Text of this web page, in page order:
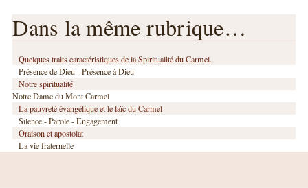
Dans la même rubrique…
Quelques traits caractéristiques de la Spiritualité du Carmel.
Présence de Dieu - Présence à Dieu
Notre spiritualité
Notre Dame du Mont Carmel
La pauvreté évangélique et le laïc du Carmel
Silence - Parole - Engagement
Oraison et apostolat
La vie fraternelle